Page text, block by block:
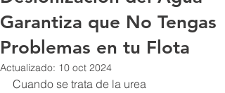
Garantiza que No Tengas
Problemas en tu Flota
Actualizado: 10 oct 2024
Cuando se trata de la urea